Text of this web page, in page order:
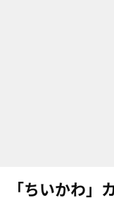
「ちいかわ」